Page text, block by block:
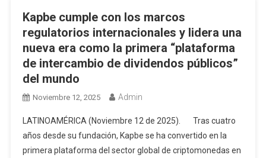
Kapbe cumple con los marcos
regulatorios internacionales y lidera una
nueva era como la primera “plataforma
de intercambio de dividendos públicos”
del mundo
Noviembre 12, 2025 Admin
LATINOAMÉRICA (Noviembre 12 de 2025). Tras cuatro
años desde su fundación, Kapbe se ha convertido en la
primera plataforma del sector global de criptomonedas en